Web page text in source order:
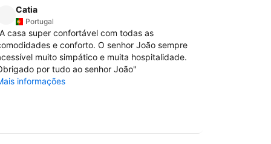
Catia
Portugal
casa super confortável com todas as
e conforto. O senhor João sempre
muito simpático e muita hospitalidade.
por tudo ao senhor João"
informações